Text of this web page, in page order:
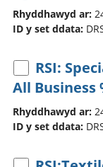
Rhyddhawyd ar:
ID y set ddata:
RSI:
All Business
Rhyddhawyd ar:
ID y set ddata: